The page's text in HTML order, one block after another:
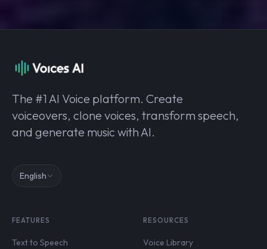
The #1 AI Voice platform. Create
voiceovers, clone voices, transform speech,
and generate music with AI.
English
FEATURES
Text to Speech
RESOURCES
Voice Library